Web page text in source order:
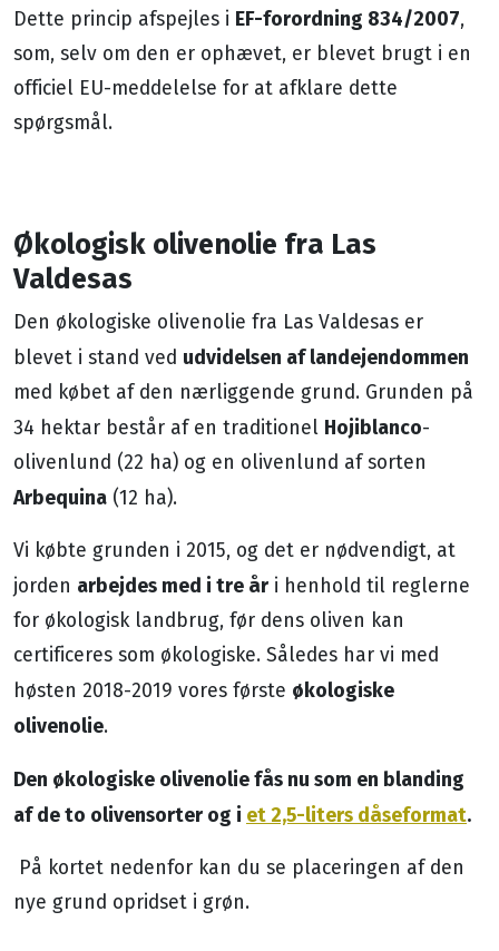
Dette princip afspejles i EF-forordning 834/2007,
som, selv om den er ophævet, er blevet brugt i en
officiel EU-meddelelse for at afklare dette
spørgsmål.
Økologisk olivenolie fra Las
Valdesas
Den økologiske olivenolie fra Las Valdesas er
blevet i stand ved udvidelsen af ​​landejendommen
med købet af den nærliggende grund. Grunden på
34 hektar består af en traditionel Hojiblanco-
olivenlund (22 ha) og en olivenlund af sorten
Arbequina (12 ha).
Vi købte grunden i 2015, og det er nødvendigt, at
jorden arbejdes med i tre år i henhold til reglerne
for økologisk landbrug, før dens oliven kan
certificeres som økologiske. Således har vi med
høsten 2018-2019 vores første økologiske
olivenolie.
Den økologiske olivenolie fås nu som en blanding
af de to olivensorter og i et 2,5-liters dåseformat.
På kortet nedenfor kan du se placeringen af den
nye grund opridset i grøn.